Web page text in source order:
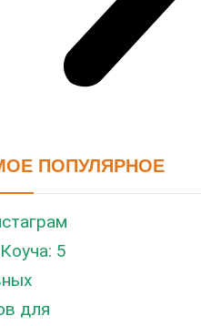
ПОПУЛЯРНОЕ